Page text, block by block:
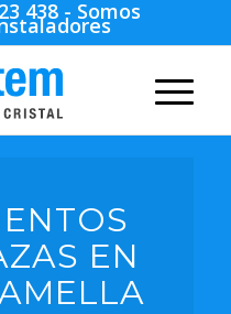
438 - Somos
EN